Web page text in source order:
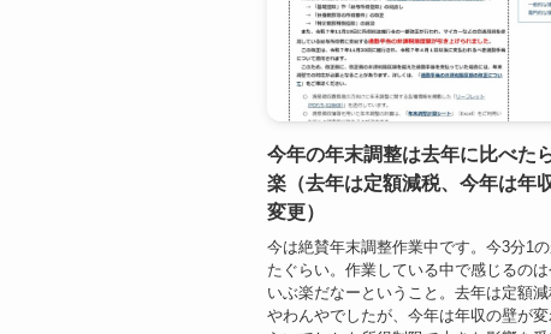
今年の年末調整は去年に比べた
楽（去年は定額減税、今年は年
変更）
今は絶賛年末調整作業中です。今3分1
たぐらい。作業している中で感じるの
いぶ楽だなーということ。去年は定額
やわんやでしたが、今年は年収の壁が